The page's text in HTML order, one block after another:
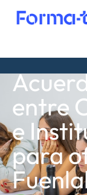
entre
e
para